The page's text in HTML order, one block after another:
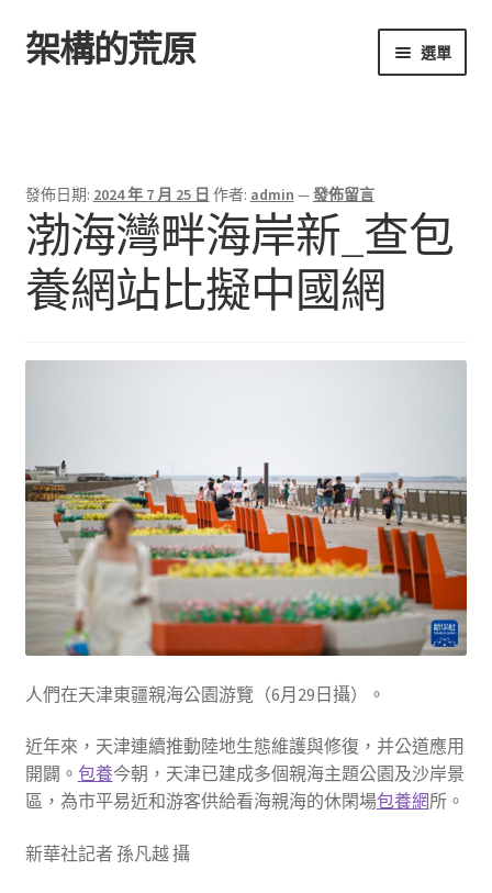
跳
至
跳
至
架構的荒原 選單
發佈日期: 2024 年 7 月 25 日 作者: admin —發佈留言
渤海灣畔海岸新_查包
養網站比擬中國網
人們在天津東疆親海公園游覽（6月29日攝）。
近年來，天津連續推動陸地生態維護與修復，并公道應用
開闢。 包養今朝，天津已建成多個親海主題公園及沙岸景
區，為市平易近和游客供給看海親海的休閑場包養網所。
新華社記者 孫凡越 攝